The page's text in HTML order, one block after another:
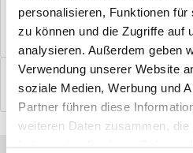
personalisieren, Funktionen
zu können und die Zugriffe auf
analysieren. Außerdem geben
Verwendung unserer Website
soziale Medien, Werbung und
Partner führen diese
weiteren Daten zusammen,
Windfangelemente online am
einbaufertig bestellen. In wenigen...
Bewertungen
0
Bewertungen lesen, schreiben